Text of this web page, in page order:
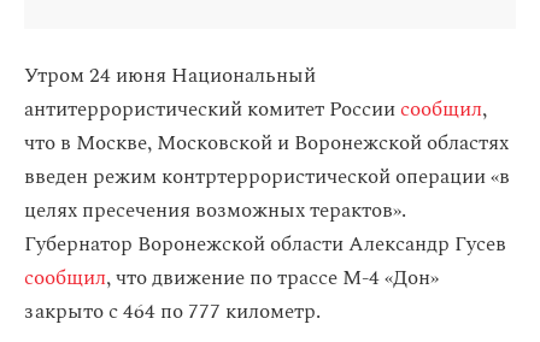
Утром 24 июня Национальный
антитеррористический комитет Россиисообщил,
что в Москве, Московской и Воронежской областях
введен режим контртеррористической операции «в
целях пресечения возможных терактов».
Губернатор Воронежской области Александр Гусев
сообщил, что движение по трассе М-4 «Дон»
закрыто с 464 по 777 километр.